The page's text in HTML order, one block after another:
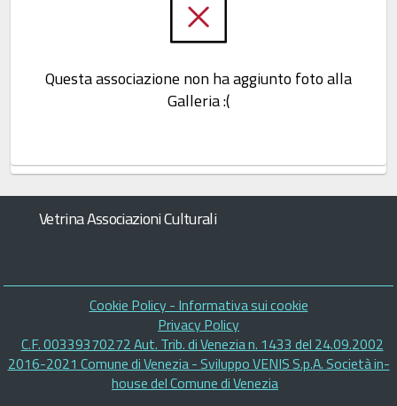
Questa associazione non ha aggiunto foto alla
Galleria :(
Vetrina Associazioni Culturali
Piè
di
pagina
Cookie Policy - Informativa sui cookie
Privacy Policy
C.F. 00339370272 Aut. Trib. di Venezia n. 1433 del 24.09.2002
2016-2021 Comune di Venezia - Sviluppo VENIS S.p.A. Società in-
house del Comune di Venezia